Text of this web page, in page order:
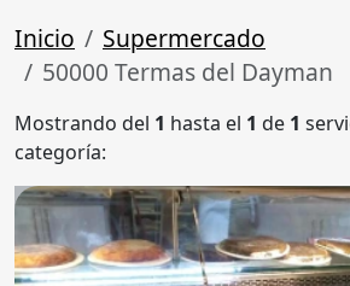
Inicio
Supermercado
50000 Termas del Dayman
Mostrando del 1 hasta el 1 de 1
categoría: